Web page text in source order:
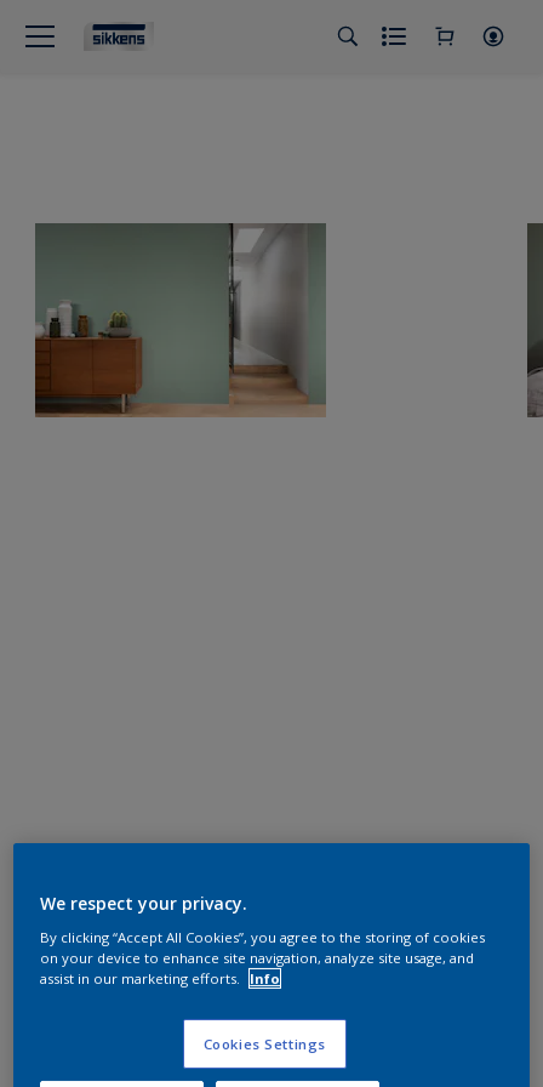
We respect your privacy.
By clicking “Accept All Cookies”, you agree to the storing of cookies
on your device to enhance site navigation, analyze site usage, and
assist in our marketing efforts.
Info
Cookies Settings